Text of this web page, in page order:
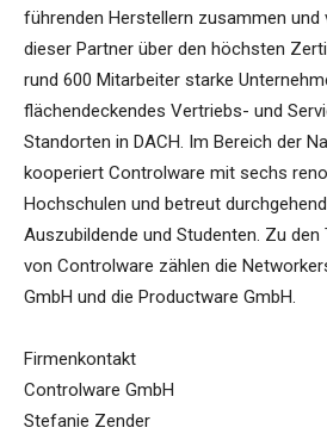
führenden Herstellern zusammen
dieser Partner über den höchsten
rund 600 Mitarbeiter starke
flächendeckendes Vertriebs- und
Standorten in DACH. Im Bereich der
kooperiert Controlware mit sechs
Hochschulen und betreut
Auszubildende und Studenten. Zu
von Controlware zählen die
GmbH und die Productware GmbH.
Firmenkontakt
Controlware GmbH
Stefanie Zender